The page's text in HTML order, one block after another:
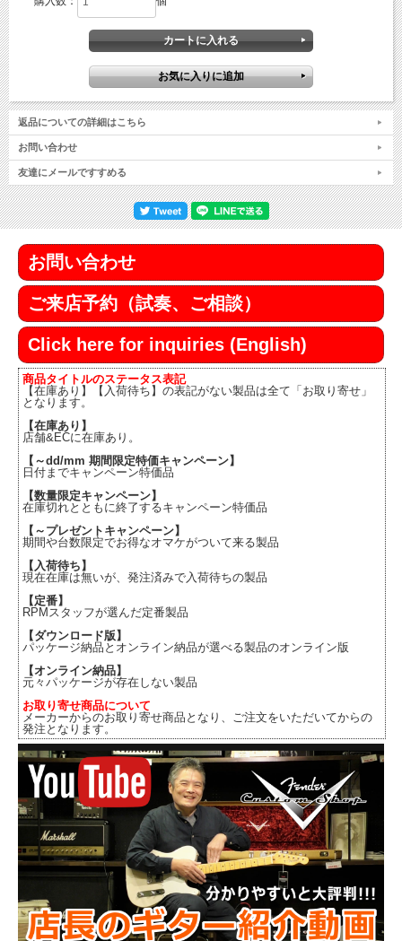
返品についての詳細はこちら
お問い合わせ
友達にメールですすめる
お問い合わせ
ご来店予約（試奏、ご相談）
Click here for inquiries (English)
商品タイトルのステータス表記
【在庫あり】【入荷待ち】の表記がない製品は全て「お取り寄せ」
となります。
【在庫あり】
店舗&ECに在庫あり。
【～dd/mm 期間限定特価キャンペーン】
日付までキャンペーン特価品
【数量限定キャンペーン】
在庫切れとともに終了するキャンペーン特価品
【～プレゼントキャンペーン】
期間や台数限定でお得なオマケがついて来る製品
【入荷待ち】
現在在庫は無いが、発注済みで入荷待ちの製品
【定番】
RPMスタッフが選んだ定番製品
【ダウンロード版】
パッケージ納品とオンライン納品が選べる製品のオンライン版
【オンライン納品】
元々パッケージが存在しない製品
お取り寄せ商品について
メーカーからのお取り寄せ商品となり、ご注文をいただいてからの
発注となります。